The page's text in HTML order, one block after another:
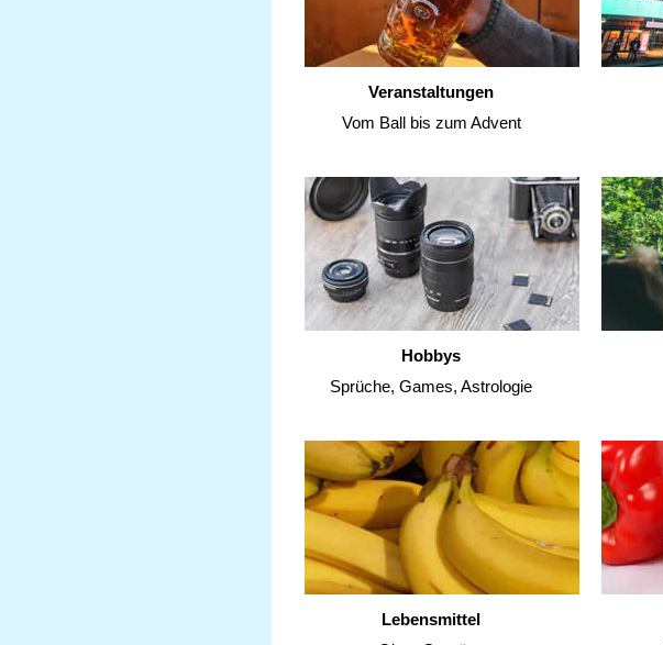
Veranstaltungen
Vom Ball bis zum Advent
Hobbys
Sprüche, Games, Astrologie
Lebensmittel